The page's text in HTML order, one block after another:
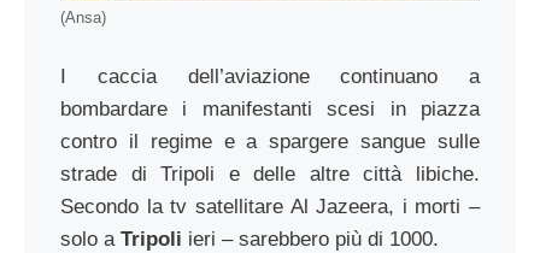
(Ansa)
I caccia dell’aviazione continuano a
bombardare i manifestanti scesi in piazza
contro il regime e a spargere sangue sulle
strade di Tripoli e delle altre città libiche.
Secondo la tv satellitare Al Jazeera, i morti –
solo a Tripoli ieri – sarebbero più di 1000.